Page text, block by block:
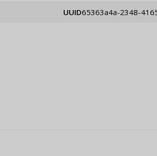
UUID 65363a4a-2348-